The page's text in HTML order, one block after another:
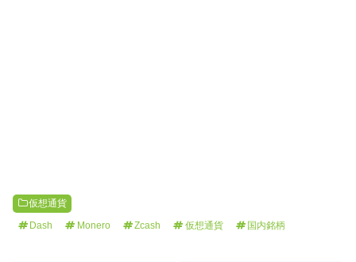
仮想通貨
Dash
Monero Zcash 仮想通貨 国内銘柄